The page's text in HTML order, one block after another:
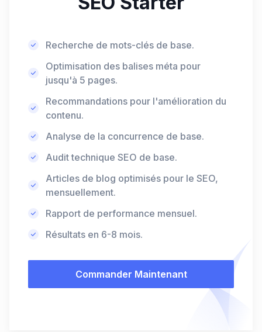
Recherche de mots-clés de base.
Optimisation des balises méta pour
jusqu'à 5 pages.
Recommandations pour l'amélioration du
contenu.
Analyse de la concurrence de base.
Audit technique SEO de base.
Articles de blog optimisés pour le SEO,
mensuellement.
Rapport de performance mensuel.
Résultats en 6-8 mois.
Commander Maintenant